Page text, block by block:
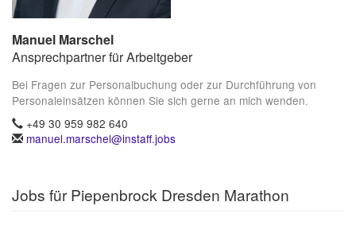
Manuel Marschel
Ansprechpartner für Arbeitgeber
Bei Fragen zur Personalbuchung oder zur Durchführung von
Personaleinsätzen können Sie sich gerne an mich wenden.
+49 30 959 982 640
manuel.marschel@instaff.jobs
Jobs für Piepenbrock Dresden Marathon